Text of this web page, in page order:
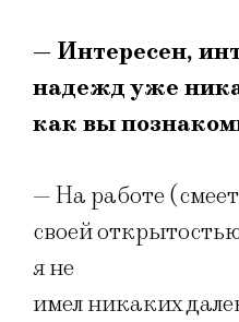
— Интересен,
надежд уже
как вы
— На работе
своей
я не
имел никаких